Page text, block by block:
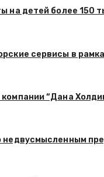
на детей более 150
сервисы в
“Дана
недвусмысленным